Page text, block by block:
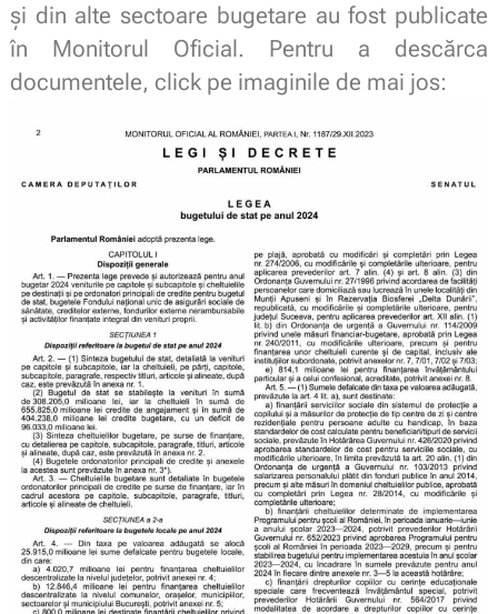
și din alte sectoare bugetare au fost publicate
în Monitorul Oficial. Pentru a descărca
documentele, click pe imaginile de mai jos: